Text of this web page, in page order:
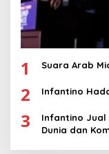
1 Suara Arab
2 Infantino
3
Infantino Jual
Dunia dan